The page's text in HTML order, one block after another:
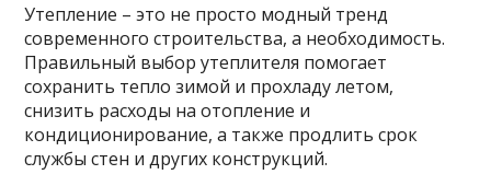
Утепление – это не просто модный тренд
современного строительства, а необходимость.
Правильный выбор утеплителя помогает
сохранить тепло зимой и прохладу летом,
снизить расходы на отопление и
кондиционирование, а также продлить срок
службы стен и других конструкций.